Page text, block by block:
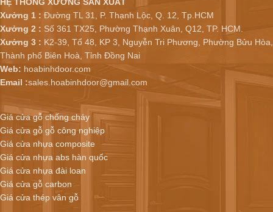
Xưởng 1 : Đường TL 31, P. Thạnh Lộc, Q. 12, Tp.HCM
Xưởng 2 : Số 361 TX25, Phường Thạnh Xuân, Q12, TP. HCM.
Xưởng 3 : K2-39, Tổ 48, KP 3, Nguyễn Tri Phương, Phường Bửu Hòa,
Thành phố Biên Hoà, Tỉnh Đồng Nai
Web: hoabinhdoor.com
Email :sales.hoabinhdoor@gmail.com
Giá cửa gỗ chống cháy
Giá cửa gỗ gỗ công nghiệp
Giá cửa nhựa composite
Giá cửa nhựa abs hàn quốc
Giá cửa nhựa đài loan
Giá cửa gỗ carbon
Giá cửa thép vân gỗ